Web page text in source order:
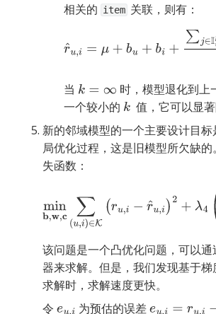
相关的 item 关联，则有：
bi+∑j
(ru bu, )wi,j| u k(i) |+
当 k=∞
时，模型退化到上
一个较小的 k
值，它可以显
新的邻域模型的一个主要设计目
局优化过程，这是旧模型所欠缺
失函数：
w,c∑ u r ^u
Ib i2+ ∈Iwi + ∑i,j∈
该问题是一个凸优化问题，可以
器来求解。但是，我们发现基于
求解时，求解速度更快。
令 eu,i 为预估的误差 eu,i =ru ,i−r^